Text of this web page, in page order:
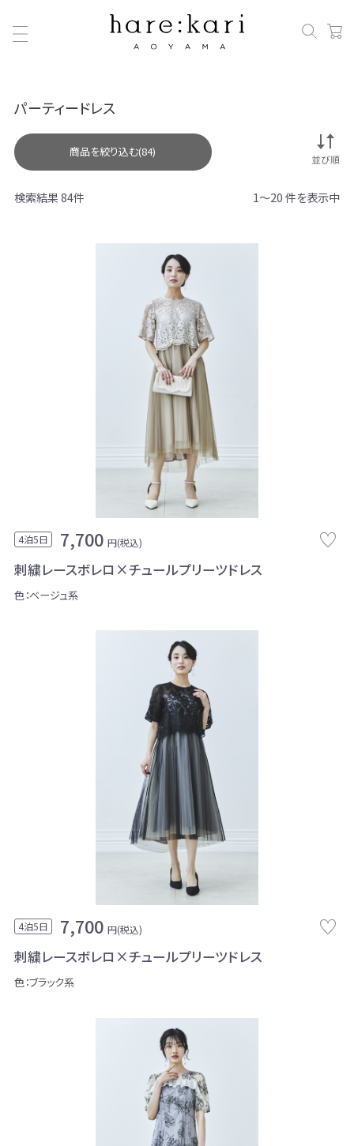
パーティードレス
商品を絞り込む(84)
検索結果 84件 1～20 件を表示中
4泊5日 7,700 円(税込)
刺繍レースボレロ×チュールプリーツドレス
色：ベージュ系
4泊5日 7,700 円(税込)
刺繍レースボレロ×チュールプリーツドレス
色：ブラック系